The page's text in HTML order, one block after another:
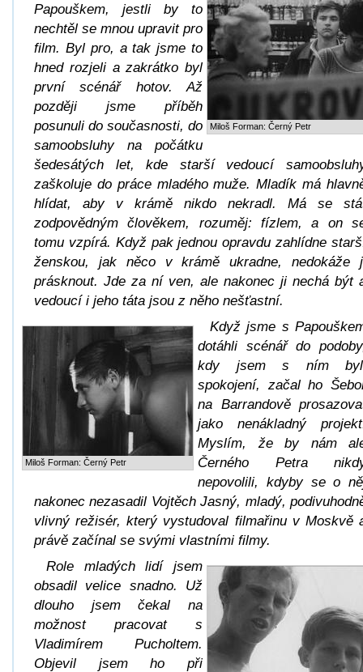
Miloš Forman: Černý Petr
Papouškem, jestli by to
nechtěl se mnou upravit pro
film. Byl pro, a tak jsme to
hned rozjeli a zakrátko byl
první scénář hotov. Až
později jsme příběh
posunuli do současnosti, do
samoobsluhy na počátku
šedesátých let, kde starší vedoucí
zaškoluje do práce mladého muže. Mladík má
hlídat, aby v krámě nikdo nekradl. Má se
zodpovědným člověkem, rozuměj: fízlem, a on
tomu vzpírá. Když pak jednou opravdu zahlídne
ženskou, jak něco v krámě ukradne, nedokáže
prásknout. Jde za ní ven, ale nakonec ji nechá být
vedoucí i jeho táta jsou z něho nešťastní.
Miloš Forman: Černý Petr
Když jsme s
dotáhli scénář do
kdy jsem s ním
spokojení, začal ho
na Barrandově
jako nenákladný
Myslím, že by nám
Černého Petra
nepovolili, kdyby se o
nakonec nezasadil Vojtěch Jasný, mladý,
vlivný režisér, který vystudoval filmařinu v Moskvě
právě začínal se svými vlastními filmy.
Role mladých lidí jsem
obsadil velice snadno. Už
dlouho jsem čekal na
možnost pracovat s
Vladimírem Pucholtem.
Objevil jsem ho při